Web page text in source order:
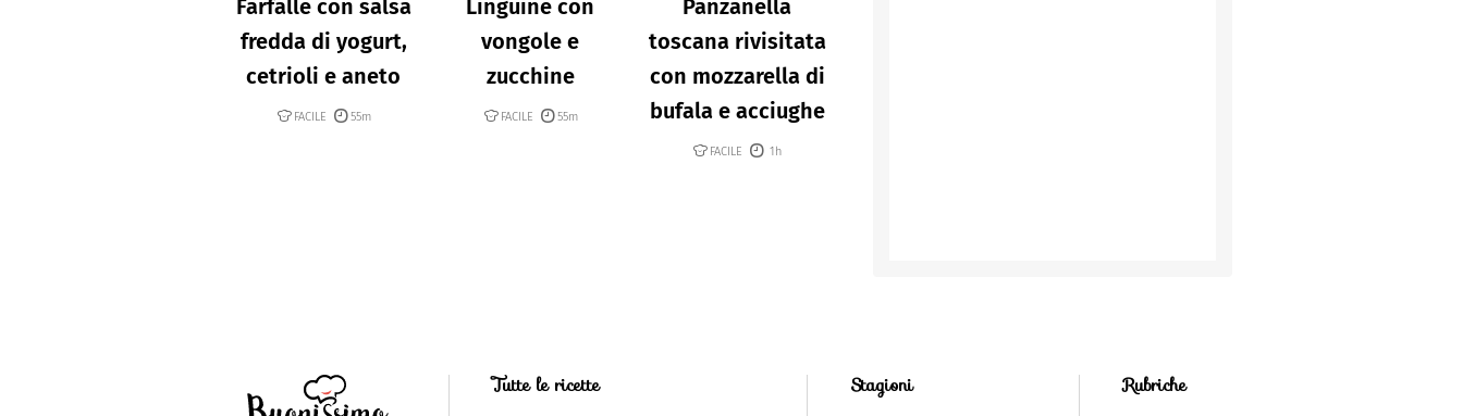
Farfalle con salsa
fredda di yogurt,
cetrioli e aneto
FACILE 55m
Linguine con
vongole e
zucchine
FACILE 55m
Panzanella
toscana rivisitata
con mozzarella di
bufala e acciughe
FACILE 1h
Tutte le ricette Stagioni Rubriche